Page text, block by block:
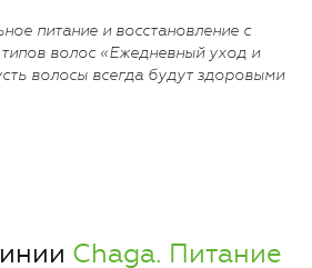
питание и восстановление с
волос «Ежедневный уход и
волосы всегда будут здоровыми
Chaga. Питание